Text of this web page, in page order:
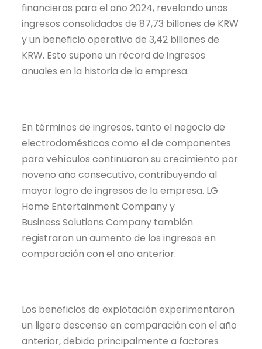
financieros para el año 2024, revelando unos
ingresos consolidados de 87,73 billones de KRW
y un beneficio operativo de 3,42 billones de
KRW. Esto supone un récord de ingresos
anuales en la historia de la empresa.
En términos de ingresos, tanto el negocio de
electrodomésticos como el de componentes
para vehículos continuaron su crecimiento por
noveno año consecutivo, contribuyendo al
mayor logro de ingresos de la empresa. LG
Home Entertainment Companyy
Business Solutions Company también
registraron un aumento de los ingresos en
comparación con el año anterior.
Los beneficios de explotación experimentaron
un ligero descenso en comparación con el año
anterior, debido principalmente a factores